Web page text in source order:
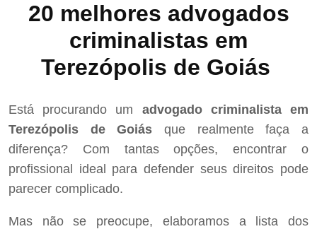
20 melhores advogados
criminalistas em
Terezópolis de Goiás
Está procurando um advogado criminalista em
Terezópolis de Goiás que realmente faça a
diferença? Com tantas opções, encontrar o
profissional ideal para defender seus direitos pode
parecer complicado.
Mas não se preocupe, elaboramos a lista dos